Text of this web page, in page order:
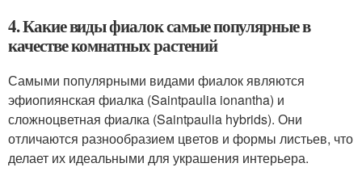
4. Какие виды фиалок самые популярные в
качестве комнатных растений
Самыми популярными видами фиалок являются
эфиопиянская фиалка (Saintpaulia ionantha) и
сложноцветная фиалка (Saintpaulia hybrids). Они
отличаются разнообразием цветов и формы листьев, что
делает их идеальными для украшения интерьера.